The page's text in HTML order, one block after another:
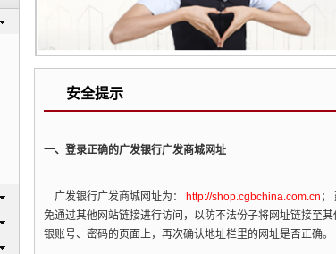
安全提示
一、登录正确的广发银行广发商城网址
广发银行广发商城网址为： http://shop.cgbchina.com.cn ；
免通过其他网站链接进行访问，以防不法份子将网址链接至
银账号、密码的页面上，再次确认地址栏里的网址是否正确。